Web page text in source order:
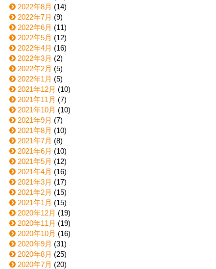
2022年8月 (14)
2022年7月 (9)
2022年6月 (11)
2022年5月 (12)
2022年4月 (16)
2022年3月 (2)
2022年2月 (5)
2022年1月 (5)
2021年12月 (10)
2021年11月 (7)
2021年10月 (10)
2021年9月 (7)
2021年8月 (10)
2021年7月 (8)
2021年6月 (10)
2021年5月 (12)
2021年4月 (16)
2021年3月 (17)
2021年2月 (15)
2021年1月 (15)
2020年12月 (19)
2020年11月 (19)
2020年10月 (16)
2020年9月 (31)
2020年8月 (25)
2020年7月 (20)